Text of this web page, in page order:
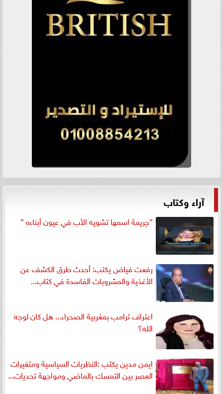
آراء وكتاب
”جريمة اسمها تشويه الأب في عيون أبناءه ”
رفعت فياض يكتب: أحدث طرق الكشف عن
الأغذية والمشروبات الفاسدة في كتاب...
اعتراف ترامب بمغربية الصحراء... هل كان لوجه
الله؟
ايمن مدين يكتب :النظريات السياسية ومتغيرات
العصر بين التمسك بالماضي ومواجهة تحديات...